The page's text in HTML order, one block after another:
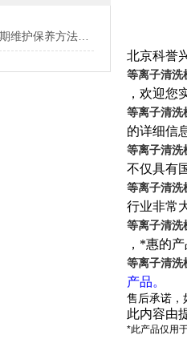
北京科誉
等离子清洗
，欢迎您
等离子清洗
的详细信
等离子清洗
不仅具有
等离子清洗
行业非常
等离子清洗
，*惠的
等离子清洗
产品。
售后承诺，
此内容由
*此产品仅用